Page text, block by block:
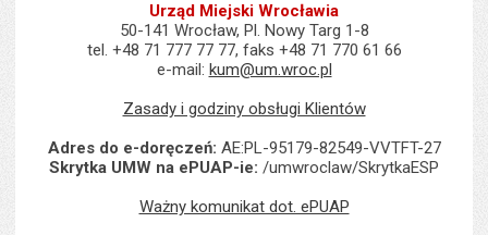
Urząd Miejski Wrocławia
50-141 Wrocław, Pl. Nowy Targ 1-8
tel. +48 71 777 77 77, faks +48 71 770 61 66
e-mail: kum@um.wroc.pl
Zasady i godziny obsługi Klientów
Adres do e-doręczeń: AE:PL-95179-82549-VVTFT-27
Skrytka UMW na ePUAP-ie: /umwroclaw/SkrytkaESP
Ważny komunikat dot. ePUAP